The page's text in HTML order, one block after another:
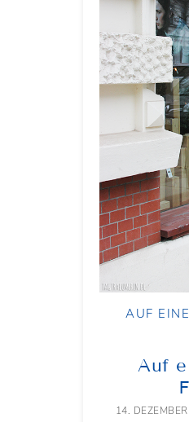
AUF
Auf
14.